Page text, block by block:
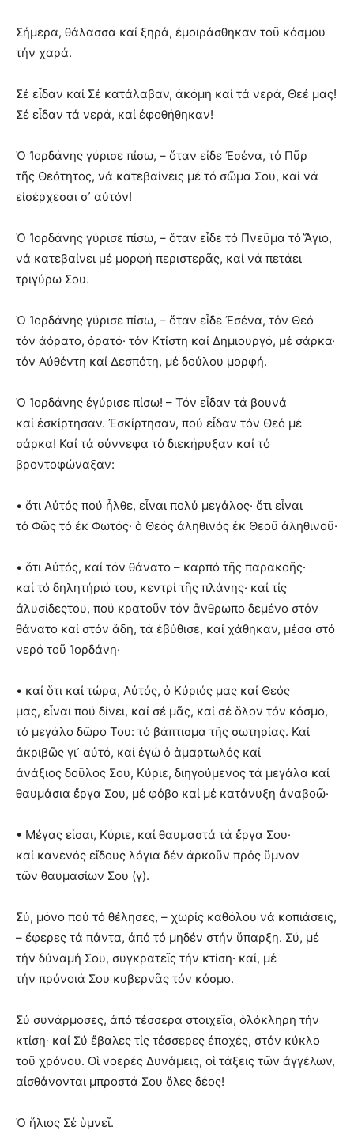
Σήμερα, θάλασσα καί ξηρά, ἐμοιράσθηκαν τοῦ κόσμου
τήν χαρά.
Σέ εἶδαν καί Σέ κατάλαβαν, ἀκόμη καί τά νερά, Θεέ μας!
Σέ εἶδαν τά νερά, καί ἐφοθήθηκαν!
Ὁ Ἰορδάνης γύρισε πίσω, – ὅταν εἶδε Ἐσένα, τό Πῦρ
τῆς Θεότητος, νά κατεβαίνεις μέ τό σῶμα Σου, καί νά
εἰσέρχεσαι σ᾿ αὐτόν!
Ὁ Ἰορδάνης γύρισε πίσω, – ὅταν εἶδε τό Πνεῦμα τό Ἅγιο,
νά κατεβαίνει μέ μορφή περιστερᾶς, καί νά πετάει
τριγύρω Σου.
Ὁ Ἰορδάνης γύρισε πίσω, – ὅταν εἶδε Ἐσένα, τόν Θεό
τόν ἀόρατο, ὁρατό· τόν Κτίστη καί Δημιουργό, μέ σάρκα·
τόν Αὐθέντη καί Δεσπότη, μέ δούλου μορφή.
Ὁ Ἰορδάνης ἐγύρισε πίσω! – Τόν εἶδαν τά βουνά
καί ἐσκίρτησαν. Ἐσκίρτησαν, πού εἶδαν τόν Θεό μέ
σάρκα! Καί τά σύννεφα τό διεκήρυξαν καί τό
βροντοφώναξαν:
• ὅτι Αὐτός πού ἦλθε, εἶναι πολύ μεγάλος· ὅτι εἶναι
τό Φῶς τό ἐκ Φωτός· ὁ Θεός ἀληθινός ἐκ Θεοῦ ἀληθινοῦ·
• ὅτι Αὐτός, καί τόν θάνατο – καρπό τῆς παρακοῆς·
καί τό δηλητήριό του, κεντρί τῆς πλάνης· καί τίς
ἀλυσίδεςτου, πού κρατοῦν τόν ἄνθρωπο δεμένο στόν
θάνατο καί στόν ἅδη, τά ἐβύθισε, καί χάθηκαν, μέσα στό
νερό τοῦ Ἰορδάνη·
• καί ὅτι καί τώρα, Αὐτός, ὁ Κύριός μας καί Θεός
μας, εἶναι πού δίνει, καί σέ μᾶς, καί σέ ὅλον τόν κόσμο,
τό μεγάλο δῶρο Του: τό βάπτισμα τῆς σωτηρίας. Καί
ἀκριβῶς γι᾿ αὐτό, καί ἐγώ ὁ ἁμαρτωλός καί
ἀνάξιος δοῦλος Σου, Κύριε, διηγούμενος τά μεγάλα καί
θαυμάσια ἔργα Σου, μέ φόβο καί μέ κατάνυξη ἀναβοῶ·
• Μέγας εἶσαι, Κύριε, καί θαυμαστά τά ἔργα Σου·
καί κανενός εἴδους λόγια δέν ἀρκοῦν πρός ὕμνον
τῶν θαυμασίων Σου (γ).
Σύ, μόνο πού τό θέλησες, – χωρίς καθόλου νά κοπιάσεις,
– ἔφερες τά πάντα, ἀπό τό μηδέν στήν ὕπαρξη. Σύ, μέ
τήν δύναμή Σου, συγκρατεῖς τήν κτίση· καί, μέ
τήν πρόνοιά Σου κυβερνᾶς τόν κόσμο.
Σύ συνάρμοσες, ἀπό τέσσερα στοιχεῖα, ὁλόκληρη τήν
κτίση· καί Σύ ἔβαλες τίς τέσσερες ἐποχές, στόν κύκλο
τοῦ χρόνου. Οἱ νοερές Δυνάμεις, οἱ τάξεις τῶν ἀγγέλων,
αἰσθάνονται μπροστά Σου ὅλες δέος!
Ὁ ἥλιος Σέ ὑμνεῖ.